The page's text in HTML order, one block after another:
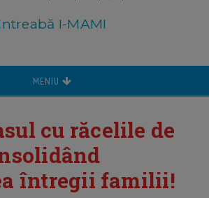
I-MAMI
MENIU
cu răcelile de
întregii familii!